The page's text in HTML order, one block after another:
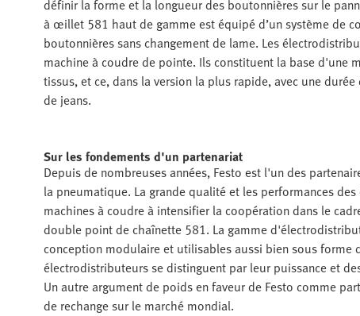
définir la forme et la longueur des boutonnières sur le
à œillet 581 haut de gamme est équipé d’un système de
boutonnières sans changement de lame. Les
machine à coudre de pointe. Ils constituent la base
tissus, et ce, dans la version la plus rapide, avec une
de jeans.
Sur les fondements d'un partenariat
Depuis de nombreuses années, Festo est l'un des
la pneumatique. La grande qualité et les performances
machines à coudre à intensifier la coopération dans le
double point de chaînette 581. La gamme
conception modulaire et utilisables aussi bien sous
électrodistributeurs se distinguent par leur puissance et
Un autre argument de poids en faveur de Festo comme
de rechange sur le marché mondial.